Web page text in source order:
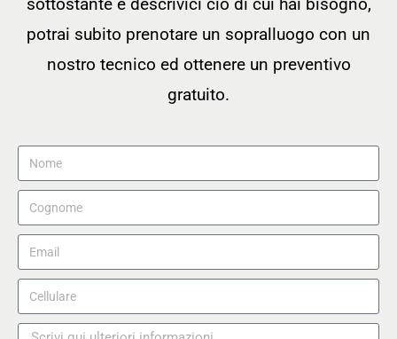
sottostante e descrivici ciò di cui hai bisogno,
potrai subito prenotare un sopralluogo con un
nostro tecnico ed ottenere un preventivo
gratuito.